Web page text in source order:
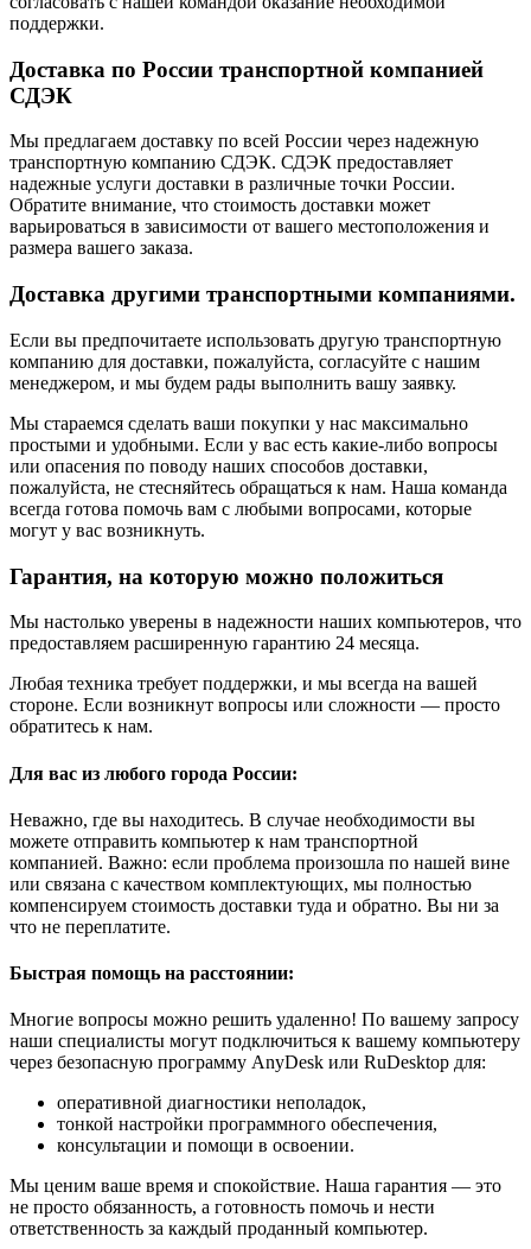
поддержки.
Доставка по России транспортной компанией
СДЭК
Мы предлагаем доставку по всей России через надежную
транспортную компанию СДЭК. СДЭК предоставляет
надежные услуги доставки в различные точки России.
Обратите внимание, что стоимость доставки может
варьироваться в зависимости от вашего местоположения и
размера вашего заказа.
Доставка другими транспортными компаниями.
Если вы предпочитаете использовать другую транспортную
компанию для доставки, пожалуйста, согласуйте с нашим
менеджером, и мы будем рады выполнить вашу заявку.
Мы стараемся сделать ваши покупки у нас максимально
простыми и удобными. Если у вас есть какие-либо вопросы
или опасения по поводу наших способов доставки,
пожалуйста, не стесняйтесь обращаться к нам. Наша команда
всегда готова помочь вам с любыми вопросами, которые
могут у вас возникнуть.
Гарантия, на которую можно положиться
Мы настолько уверены в надежности наших компьютеров, что
предоставляем расширенную гарантию 24 месяца.
Любая техника требует поддержки, и мы всегда на вашей
стороне. Если возникнут вопросы или сложности — просто
обратитесь к нам.
Для вас из любого города России:
Неважно, где вы находитесь. В случае необходимости вы
можете отправить компьютер к нам транспортной
компанией. Важно: если проблема произошла по нашей вине
или связана с качеством комплектующих, мы полностью
компенсируем стоимость доставки туда и обратно. Вы ни за
что не переплатите.
Быстрая помощь на расстоянии:
Многие вопросы можно решить удаленно! По вашему запросу
наши специалисты могут подключиться к вашему компьютеру
через безопасную программу AnyDesk или RuDesktop для:
оперативной диагностики неполадок,
тонкой настройки программного обеспечения,
консультации и помощи в освоении.
Мы ценим ваше время и спокойствие. Наша гарантия — это
не просто обязанность, а готовность помочь и нести
ответственность за каждый проданный компьютер.